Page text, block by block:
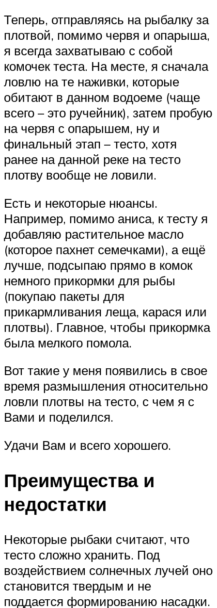
Теперь, отправляясь на рыбалку за
плотвой, помимо червя и опарыша,
я всегда захватываю с собой
комочек теста. На месте, я сначала
ловлю на те наживки, которые
обитают в данном водоеме (чаще
всего – это ручейник), затем пробую
на червя с опарышем, ну и
финальный этап – тесто, хотя
ранее на данной реке на тесто
плотву вообще не ловили.
Есть и некоторые нюансы.
Например, помимо аниса, к тесту я
добавляю растительное масло
(которое пахнет семечками), а ещё
лучше, подсыпаю прямо в комок
немного прикормки для рыбы
(покупаю пакеты для
прикармливания леща, карася или
плотвы). Главное, чтобы прикормка
была мелкого помола.
Вот такие у меня появились в свое
время размышления относительно
ловли плотвы на тесто, с чем я с
Вами и поделился.
Удачи Вам и всего хорошего.
Преимущества и
недостатки
Некоторые рыбаки считают, что
тесто сложно хранить. Под
воздействием солнечных лучей оно
становится твердым и не
поддается формированию насадки.